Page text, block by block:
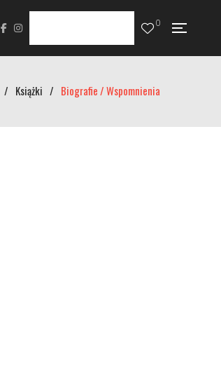
0
/ Książki / Biografie / Wspomnienia